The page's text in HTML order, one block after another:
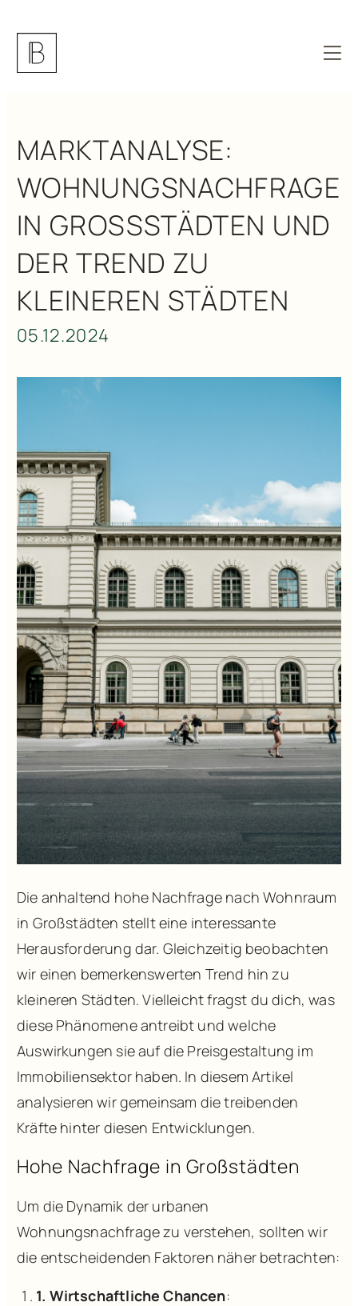
MARKTANALYSE:
WOHNUNGSNACHFRAGE
IN GROSSSTÄDTEN UND D
ER TREND ZU K
LEINEREN STÄDTEN
05.12.2024
Die anhaltend hohe Nachfrage nach Wohnraum
in Großstädten stellt eine interessante
Herausforderung dar. Gleichzeitig beobachten
wir einen bemerkenswerten Trend hin zu
kleineren Städten. Vielleicht fragst du dich, was
diese Phänomene antreibt und welche
Auswirkungen sie auf die Preisgestaltung im
Immobiliensektor haben. In diesem Artikel
analysieren wir gemeinsam die treibenden
Kräfte hinter diesen Entwicklungen.
Hohe Nachfrage in Großstädten
Um die Dynamik der urbanen
Wohnungsnachfrage zu verstehen, sollten wir
die entscheidenden Faktoren näher betrachten:
1. Wirtschaftliche Chancen: